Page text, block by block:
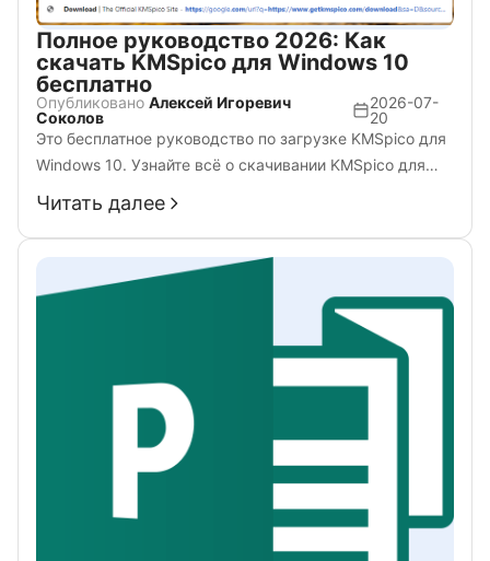
Полное руководство 2026: Как
скачать KMSpico для Windows 10
бесплатно
Опубликовано Алексей Игоревич
Соколов
2026-07-
20
Это бесплатное руководство по загрузке KMSpico для
Windows 10. Узнайте всё о скачивании KMSpico для
Читать далее